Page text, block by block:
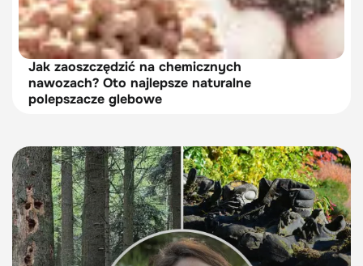
Jak zaoszczędzić na chemicznych
nawozach? Oto najlepsze naturalne
polepszacze glebowe